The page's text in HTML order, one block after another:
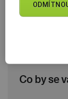
budou nejspíš
Co by se